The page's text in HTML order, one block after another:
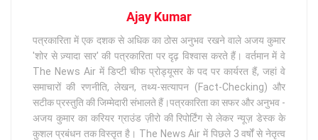
Ajay Kumar
पत्रकारिता में एक दशक से अधिक का ठोस अनुभव रखने वाले अजय कुमार
'शोर से ज़्यादा सार' की पत्रकारिता पर दृढ़ विश्वास करते हैं। वर्तमान में वे
The News Air में डिप्टी चीफ प्रोड्यूसर के पद पर कार्यरत हैं, जहां वे
समाचारों की रणनीति, लेखन, तथ्य-सत्यापन (Fact-Checking) और
सटीक प्रस्तुति की जिम्मेदारी संभालते हैं।पत्रकारिता का सफर और अनुभव -
अजय कुमार का करियर ग्राउंड ज़ीरो की रिपोर्टिंग से लेकर न्यूज़ डेस्क के
कुशल प्रबंधन तक विस्तृत है। The News Air में पिछले 3 वर्षों से नेतृत्व